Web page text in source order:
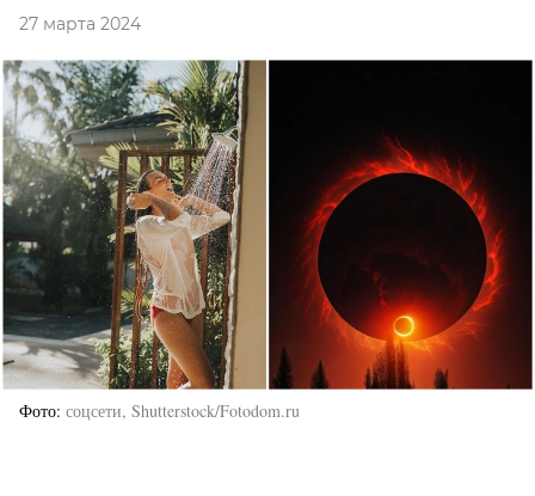
27 марта 2024
Фото соцсети, Shutterstock/Fotodom.ru